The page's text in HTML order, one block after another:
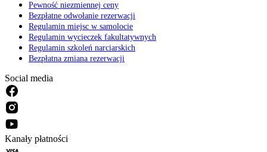
Pewność niezmiennej ceny
Bezpłatne odwołanie rezerwacji
Regulamin miejsc w samolocie
Regulamin wycieczek fakultatywnych
Regulamin szkoleń narciarskich
Bezpłatna zmiana rezerwacji
Social media
Kanały płatności